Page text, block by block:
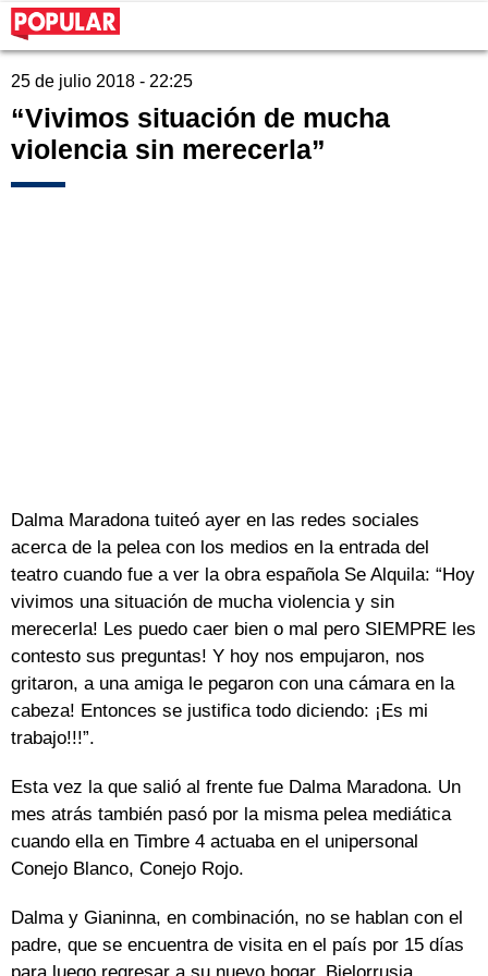
25 de julio 2018 - 22:25
“Vivimos situación de mucha
violencia sin merecerla”
Dalma Maradona tuiteó ayer en las redes sociales
acerca de la pelea con los medios en la entrada del
teatro cuando fue a ver la obra española Se Alquila: “Hoy
vivimos una situación de mucha violencia y sin
merecerla! Les puedo caer bien o mal pero SIEMPRE les
contesto sus preguntas! Y hoy nos empujaron, nos
gritaron, a una amiga le pegaron con una cámara en la
cabeza! Entonces se justifica todo diciendo: ¡Es mi
trabajo!!!”.
Esta vez la que salió al frente fue Dalma Maradona. Un
mes atrás también pasó por la misma pelea mediática
cuando ella en Timbre 4 actuaba en el unipersonal
Conejo Blanco, Conejo Rojo.
Dalma y Gianinna, en combinación, no se hablan con el
padre, que se encuentra de visita en el país por 15 días